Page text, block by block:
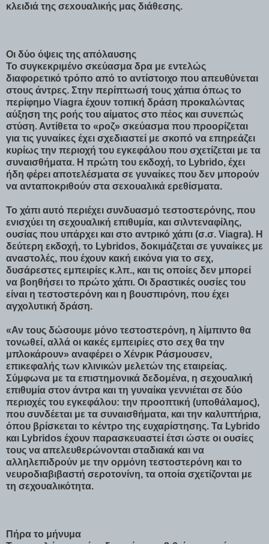
κλειδιά της σεxουαλικής μας διάθεσης.
Οι δύο όψεις της απόλαυσης
Το συγκεκριμένο σκεύασμα δρα με εντελώς
διαφορετικό τρόπο από το αντίστοιχο που απευθύνεται
στους άντρες. Στην περίπτωσή τους χάπια όπως το
περίφημο Viagra έχουν τοπική δράση προκαλώντας
αύξηση της ροής του αίματος στο πέος και συνεπώς
στύση. Αντίθετα το «ροζ» σκεύασμα που προορίζεται
για τις γυναίκες έχει σχεδιαστεί με σκοπό να επηρεάζει
κυρίως την περιοχή του εγκεφάλου που σχετίζεται με τα
συναισθήματα. Η πρώτη του εκδοχή, το Lybrido, έχει
ήδη φέρει αποτελέσματα σε γυναίκες που δεν μπορούν
να ανταποκριθούν στα σεxουαλικά ερεθίσματα.
Το χάπι αυτό περιέχει συνδυασμό τεστοστερόνης, που
ενισχύει τη σεχουαλική επιθυμία, και σιλντεναφίλης,
ουσίας που υπάρχει και στο αντρικό χάπι (σ.σ. Viagra). Η
δεύτερη εκδοχή, το Lybridos, δοκιμάζεται σε γυναίκες με
αναστολές, που έχουν κακή εικόνα για το σεχ,
δυσάρεστες εμπειρίες κ.λπ., και τις οποίες δεν μπορεί
να βοηθήσει το πρώτο χάπι. Οι δραστικές ουσίες του
είναι η τεστοστερόνη και η βουσπιρόνη, που έχει
αγχολυτική δράση.
«Αν τους δώσουμε μόνο τεστοστερόνη, η λίμπιντο θα
τονωθεί, αλλά οι κακές εμπειρίες στο σεχ θα την
μπλοκάρουν» αναφέρει ο Χένρικ Ράσμουσεν,
επικεφαλής των κλινικών μελετών της εταιρείας.
Σύμφωνα με τα επιστημονικά δεδομένα, η σεχουαλική
επιθυμία στον άντρα και τη γυναίκα γεννιέται σε δύο
περιοχές του εγκεφάλου: την προοπτική (υποθάλαμος),
που συνδέεται με τα συναισθήματα, και την καλυπτήρια,
όπου βρίσκεται το κέντρο της ευχαρίστησης. Τα Lybrido
και Lybridos έχουν παρασκευαστεί έτσι ώστε οι ουσίες
τους να απελευθερώνονται σταδιακά και να
αλληλεπιδρούν με την ορμόνη τεστοστερόνη και το
νευροδιαβιβαστή σεροτονίνη, τα οποία σχετίζονται με
τη σεχουαλικότητα.
Πήρα το μήνυμα